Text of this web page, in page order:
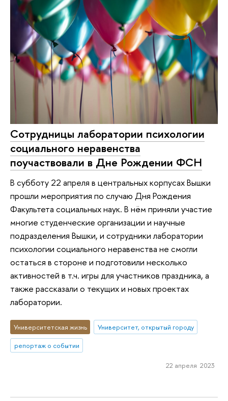
Сотрудницы лаборатории психологии
социального неравенства
поучаствовали в Дне Рождении ФСН
В субботу 22 апреля в центральных корпусах Вышки
прошли мероприятия по случаю Дня Рождения
Факультета социальных наук. В нём приняли участие
многие студенческие организации и научные
подразделения Вышки, и сотрудники лаборатории
психологии социального неравенства не смогли
остаться в стороне и подготовили несколько
активностей в т.ч. игры для участников праздника, а
также рассказали о текущих и новых проектах
лаборатории.
Университетская жизнь
Университет, открытый городу
репортаж о событии
22 апреля 2023